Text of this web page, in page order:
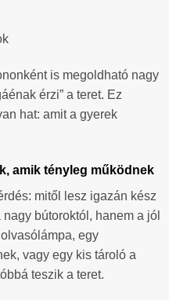
is megoldható nagy
érzi” a teret. Ez
hat: amit a gyerek
amik tényleg működnek
mitől lesz igazán kész
bútoroktól, hanem a jól
egy
vagy egy kis tároló a
teszik a teret.